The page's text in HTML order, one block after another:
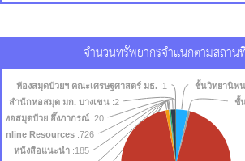
จำนวนทรัพยากรจำแนกตามสถาน
ชั้นวิทยานิพ
ชั้
หนังสือแนะนำ :185
Resources :726
หอสมุดป๋วย อึ๊งภากรณ์ :20
สำนักหอสมุด มก. บางเขน :2
ห้องสมุดป๋วยฯ คณะเศรษฐศาสตร์ มธ. :1